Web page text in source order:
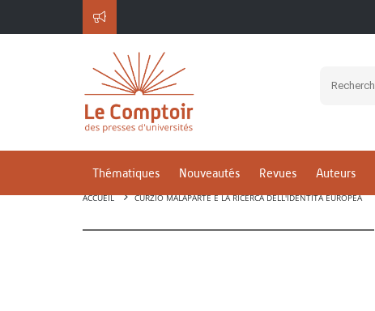
Thématiques Nouveautés Revues Auteurs
ACCUEIL CURZIO MALAPARTE E LA RICERCA DELL'IDENTITÀ EUROPEA